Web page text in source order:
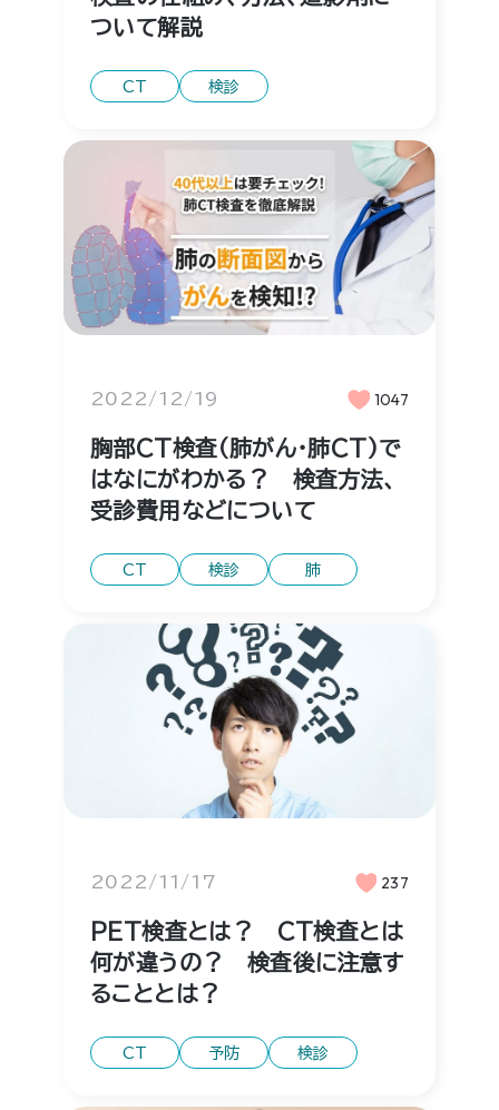
ついて解説
CT 検診
2022/12/19 1047
胸部CT検査（肺がん・肺CT）で
はなにがわかる？ 検査方法、
受診費用などについて
CT 検診 肺
2022/11/17 237
PET検査とは？ CT検査とは
何が違うの？ 検査後に注意す
ることとは？
CT 予防 検診